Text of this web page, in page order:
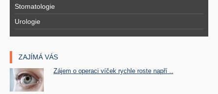
Stomatologie
Urologie
ZAJÍMÁ VÁS
Zájem o operaci víček rychle roste napří ..